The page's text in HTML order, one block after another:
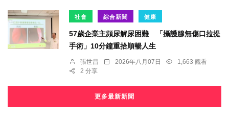
社會 綜合新聞 健康
57歲企業主頻尿解尿困難 「攝護腺無傷口拉提
手術」10分鐘重拾順暢人生
張世昌 2026年八月07日
1,663 觀看
2 分享
更多最新新聞